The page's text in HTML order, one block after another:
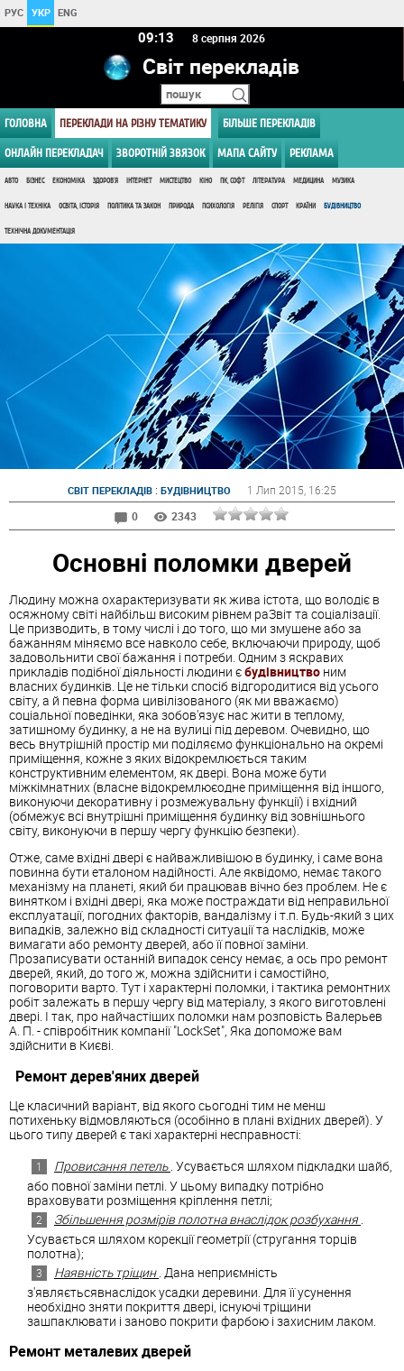
РУС УКР ENG
09 13 8 серпня 2026
Світ перекладів
ГОЛОВНА ПЕРЕКЛАДИ НА РІЗНУ ТЕМАТИКУ БІЛЬШЕ ПЕРЕКЛАДІВ
ОНЛАЙН ПЕРЕКЛАДАЧ ЗВОРОТНІЙ ЗВЯЗОК МАПА САЙТУ РЕКЛАМА
АВТО БІЗНЕС ЕКОНОМІКА ЗДОРОВ'Я ІНТЕРНЕТ МИСТЕЦТВО КІНО ПК, СОФТ ЛІТЕРАТУРА МЕДИЦИНА МУЗИКА
НАУКА І ТЕХНІКА ОСВІТА, ІСТОРІЯ ПОЛІТИКА ТА ЗАКОН ПРИРОДА ПСИХОЛОГІЯ РЕЛІГІЯ СПОРТ КРАЇНИ БУДІВНИЦТВО
ТЕХНІЧНА ДОКУМЕНТАЦІЯ
СВІТ ПЕРЕКЛАДІВ : БУДІВНИЦТВО 1 Лип 2015 , 16:25
0
2343
Основні поломки дверей
Людину можна охарактеризувати як жива істота, що володіє в
осяжному світі найбільш високим рівнем раЗвіт та соціалізації.
Це призводить, в тому числі і до того, що ми змушене або за
бажанням міняємо все навколо себе, включаючи природу, щоб
задовольнити свої бажання і потреби. Одним з яскравих
прикладів подібної діяльності людини єбудівництво ним
власних будинків. Це не тільки спосіб відгородитися від усього
світу, а й певна форма цивілізованого (як ми вважаємо)
соціальної поведінки, яка зобов'язує нас жити в теплому,
затишному будинку, а не на вулиці під деревом. Очевидно, що
весь внутрішній простір ми поділяємо функціонально на окремі
приміщення, кожне з яких відокремлюється таким
конструктивним елементом, як двері. Вона може бути
міжкімнатних (власне відокремлюєодне приміщення від іншого,
виконуючи декоративну і розмежувальну функції) і вхідний
(обмежує всі внутрішні приміщення будинку від зовнішнього
світу, виконуючи в першу чергу функцію безпеки).
Отже, саме вхідні двері є найважливішою в будинку, і саме вона
повинна бути еталоном надійності. Але яквідомо, немає такого
механізму на планеті, який би працював вічно без проблем. Не є
винятком і вхідні двері, яка може постраждати від неправильної
експлуатації, погодних факторів, вандалізму і т.п. Будь-який з цих
випадків, залежно від складності ситуації та наслідків, може
вимагати або ремонту дверей, або її повної заміни.
Прозаписувати останній випадок сенсу немає, а ось про ремонт
дверей, який, до того ж, можна здійснити і самостійно,
поговорити варто. Тут і характерні поломки, і тактика ремонтних
робіт залежать в першу чергу від матеріалу, з якого виготовлені
двері. І так, про найчастіших поломки нам розповість Валерьев
А. П. - співробітник компанії "LockSet", Яка допоможе вам
здійснити в Києві.
Ремонт дерев'яних дверей
Це класичний варіант, від якого сьогодні тим не менш
потихеньку відмовляються (особінно в плані вхідних дверей). У
цього типу дверей є такі характерні несправності:
Провисання петель. Усувається шляхом підкладки шайб,
або повної заміни петлі. У цьому випадку потрібно
враховувати розміщення кріплення петлі;
Збільшення розмірів полотна внаслідок розбухання.
Усувається шляхом корекції геометрії (стругання торців
полотна);
Наявність тріщин. Дана неприємність
з'являєтьсявнаслідок усадки деревини. Для її усунення
необхідно зняти покриття двері, існуючі тріщини
зашпаклювати і заново покрити фарбою і захисним лаком.
Ремонт металевих дверей